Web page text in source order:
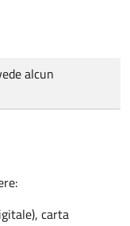
alcun
carta